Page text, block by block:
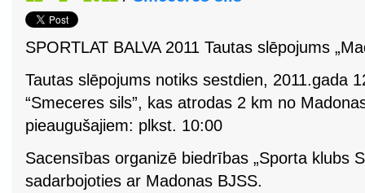
SPORTLAT BALVA 2011 Tautas slēpojums
Tautas slēpojums notiks sestdien, 2011.gada
“Smeceres sils”, kas atrodas 2 km no
pieaugušajiem: plkst. 10:00
Sacensības organizē biedrības „Sporta klubs
sadarbojoties ar Madonas BJSS.